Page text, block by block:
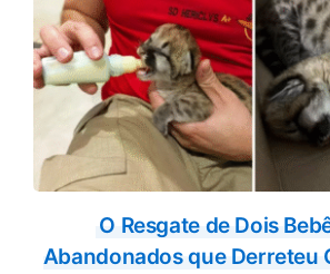
O Resgate de Dois
Abandonados que Derreteu